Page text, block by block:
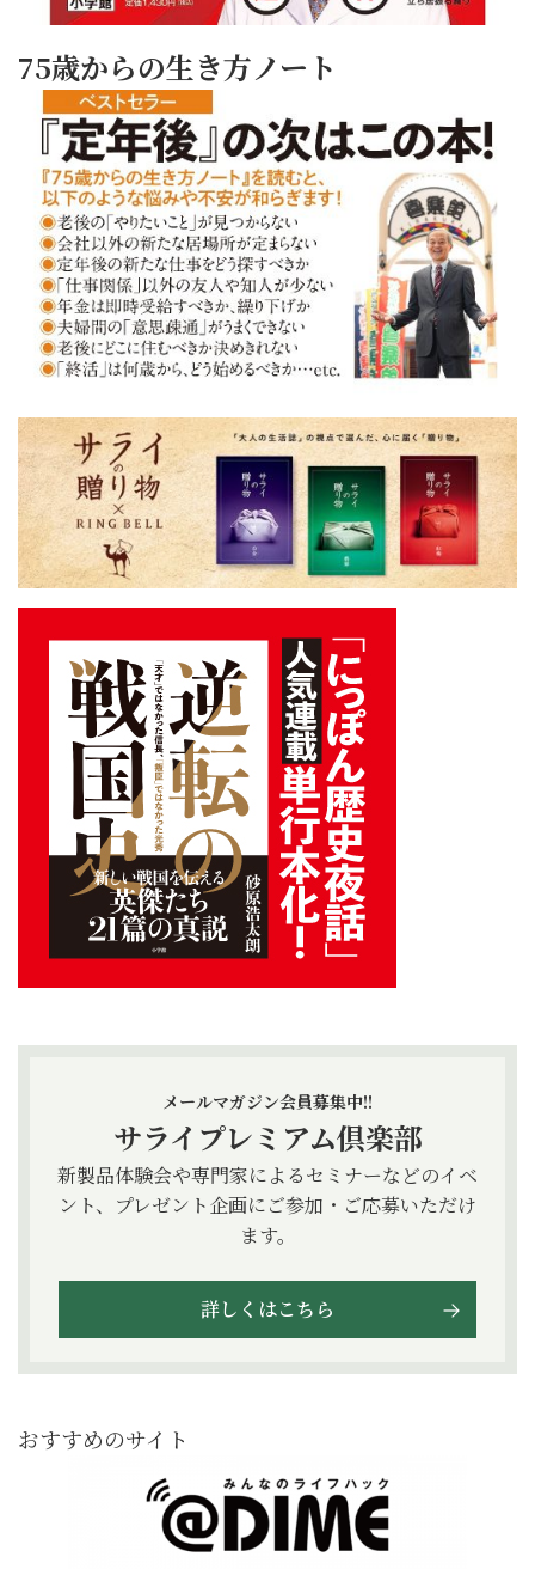
75歳からの生き方ノート
メールマガジン会員募集中!!
サライプレミアム倶楽部
新製品体験会や専門家によるセミナーなどのイベ
ント、プレゼント企画にご参加・ご応募いただけ
ます。
詳しくはこちら
おすすめのサイト